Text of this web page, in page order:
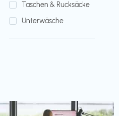
Taschen & Rucksäcke
Unterwäsche